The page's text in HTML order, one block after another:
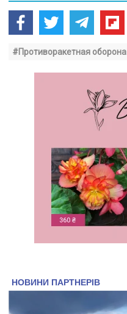
#Противоракетная оборона